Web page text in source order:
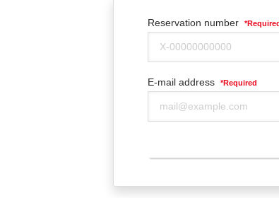
Reservation number *Required
E-mail address *Required